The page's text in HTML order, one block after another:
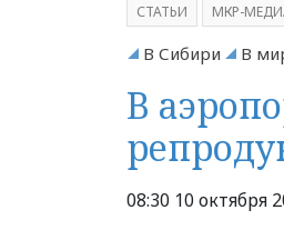
СТАТЬИ МКР-
В Сибири В
В
08:30 10 октября